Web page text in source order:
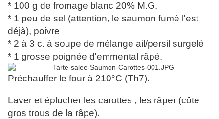
* 100 g de fromage blanc 20% M.G.
* 1 peu de sel (attention, le saumon fumé l'est
déjà), poivre
* 2 à 3 c. à soupe de mélange ail/persil surgelé
* 1 grosse poignée d'emmental râpé.
Préchauffer le four à 210°C (Th7).
Laver et éplucher les carottes ; les râper (côté
gros trous de la râpe).